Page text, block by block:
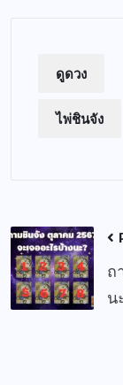
ดูดวง
ไพ่ชินจัง
ถ
น